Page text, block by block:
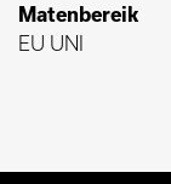
Matenbereik
EU UNI